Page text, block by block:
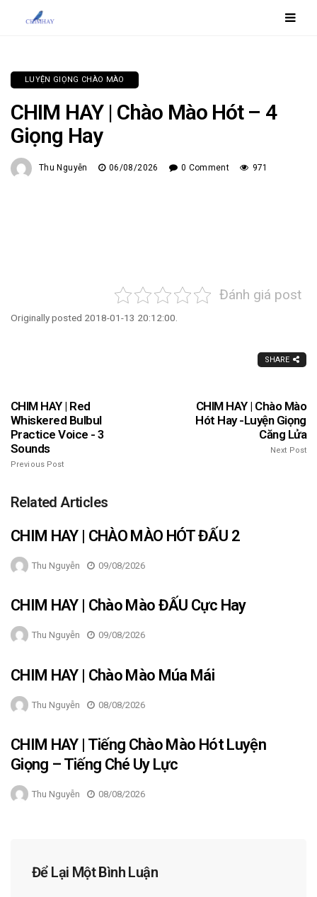
LUYỆN GIỌNG CHÀO MÀO
CHIM HAY | Chào Mào Hót – 4
Giọng Hay
Thu Nguyễn 06/08/2026 0 Comment 971
Đánh giá post
Originally posted 2018-01-13 20:12:00.
SHARE
CHIM HAY | Red
Whiskered Bulbul
Practice Voice - 3
Sounds
Previous Post
CHIM HAY | Chào Mào
Hót Hay -Luyện Giọng
Căng Lửa
Next Post
Related Articles
CHIM HAY | CHÀO MÀO HÓT ĐẤU 2
Thu Nguyễn 09/08/2026
CHIM HAY | Chào Mào ĐẤU Cực Hay
Thu Nguyễn 09/08/2026
CHIM HAY | Chào Mào Múa Mái
Thu Nguyễn 08/08/2026
CHIM HAY | Tiếng Chào Mào Hót Luyện
Giọng – Tiếng Ché Uy Lực
Thu Nguyễn 08/08/2026
Để Lại Một Bình Luận